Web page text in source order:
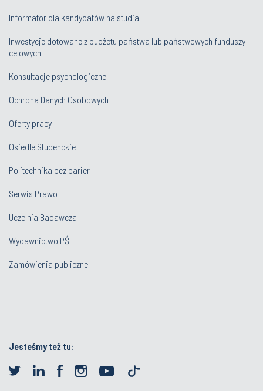
Informator dla kandydatów na studia
Inwestycje dotowane z budżetu państwa lub państwowych funduszy
celowych
Konsultacje psychologiczne
Ochrona Danych Osobowych
Oferty pracy
Osiedle Studenckie
Politechnika bez barier
Serwis Prawo
Uczelnia Badawcza
Wydawnictwo PŚ
Zamówienia publiczne
Jesteśmy też tu: